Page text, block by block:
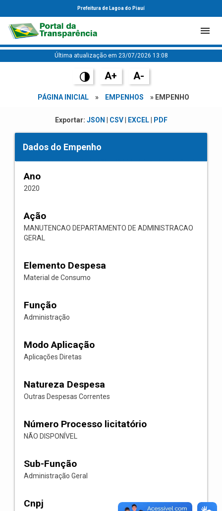
Prefeitura de Lagoa do Piauí
Última atualização em 23/07/2026 13:08
A+ A-
PÁGINA INICIAL » EMPENHOS » EMPENHO
Exportar: JSON CSV| EXCEL| PDF
Dados do Empenho
Ano
2020
Ação
MANUTENCAO DEPARTAMENTO DE ADMINISTRACAO
GERAL
Elemento Despesa
Material de Consumo
Função
Administração
Modo Aplicação
Aplicações Diretas
Natureza Despesa
Outras Despesas Correntes
Número Processo licitatório
NÃO DISPONÍVEL
Sub-Função
Administração Geral
Cnpj